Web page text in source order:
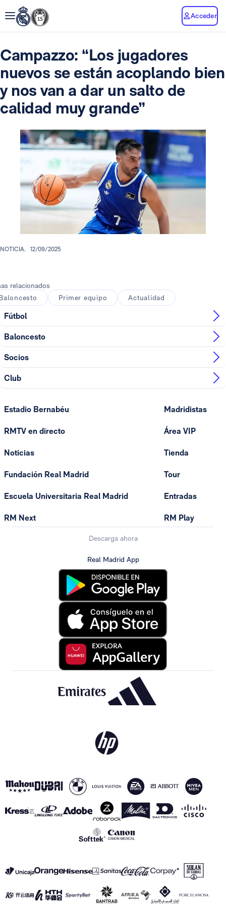
Acceder
Campazzo: “Los jugadores
nuevos se están acoplando bien
y nos van a dar un salto de
calidad muy grande”
NOTICIA. 12/09/2025
relacionados
Primer equipo Actualidad
Fútbol
Baloncesto
Socios
Club
Estadio Bernabéu
RMTV en directo
Noticias
Fundación Real Madrid
Escuela Universitaria Real Madrid
RM Next
Madridistas
Área VIP
Tienda
Tour
Entradas
RM Play
Descarga ahora
Real Madrid App